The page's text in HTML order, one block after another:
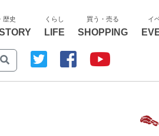
歴史 くらし
LIFE
買う・売る
SHOPPING
イ